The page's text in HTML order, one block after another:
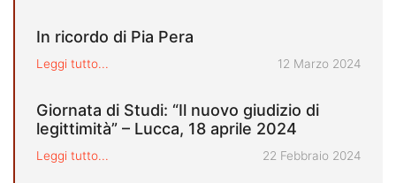
In ricordo di Pia Pera
Leggi tutto... Pubblicato il
12 Marzo 2024
Giornata di Studi: “Il nuovo giudizio di
legittimità” – Lucca, 18 aprile 2024
Leggi tutto... Pubblicato il
22 Febbraio 2024